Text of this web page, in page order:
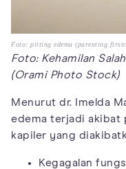
Foto: pitting edema
Foto: Kehamilan
(Orami Photo Stock)
Menurut dr. Imelda
edema terjadi akibat
kapiler yang
Kegagalan